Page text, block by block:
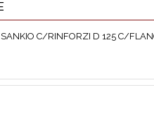
SANKIO C/RINFORZI D 125 C/